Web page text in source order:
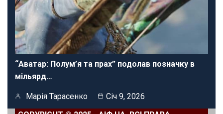
“Аватар: Полум’я та прах” подолав позначку в
мільярд…
Марія Тарасенко
Січ 9, 2026